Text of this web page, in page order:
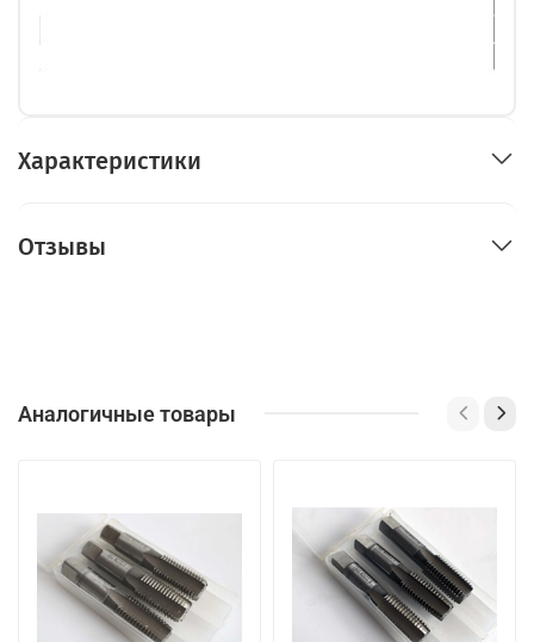
Характеристики
Отзывы
Аналогичные товары